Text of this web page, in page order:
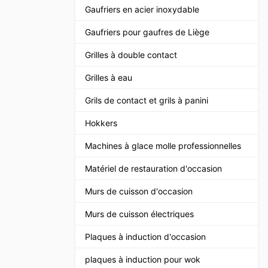
Gaufriers en acier inoxydable
Gaufriers pour gaufres de Liège
Grilles à double contact
Grilles à eau
Grils de contact et grils à panini
Hokkers
Machines à glace molle professionnelles
Matériel de restauration d'occasion
Murs de cuisson d'occasion
Murs de cuisson électriques
Plaques à induction d'occasion
plaques à induction pour wok